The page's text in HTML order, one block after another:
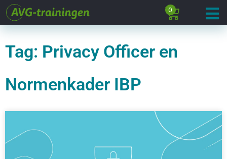
0
Tag: Privacy Officer en
Normenkader IBP